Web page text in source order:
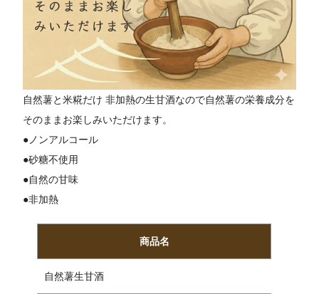
自然薯と米糀だけ 非加熱の生甘酒なので自然薯の栄養成分を
そのままお楽しみいただけます。
●ノンアルコール
●砂糖不使用
●自然の甘味
●非加熱
商品名
自然薯生甘酒